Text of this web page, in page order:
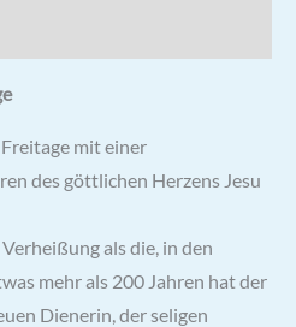
mit einer
des göttlichen Herzens Jesu
als die, in den
mehr als 200 Jahren hat der
Dienerin, der seligen